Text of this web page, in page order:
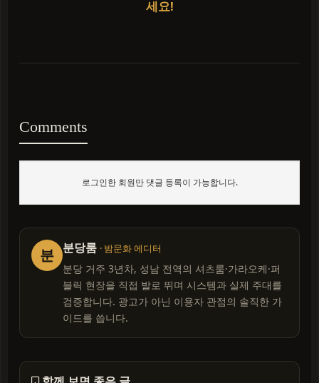
세요!
Comments
로그인한 회원만 댓글 등록이 가능합니다.
분 분당룸 · 밤문화 에디터
분당 거주 3년차, 성남 전역의 셔츠룸·가라오케·퍼
블릭 현장을 직접 발로 뛰며 시스템과 실제 주대를
검증합니다. 광고가 아닌 이용자 관점의 솔직한 가
이드를 씁니다.